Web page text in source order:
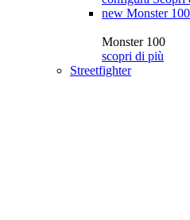
new Monster 100
Monster 100
scopri di più
Streetfighter